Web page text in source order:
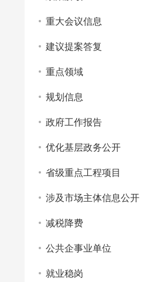
重大会议信息
建议提案答复
重点领域
规划信息
政府工作报告
优化基层政务公开
省级重点工程项目
涉及市场主体信息公开
减税降费
公共企事业单位
就业稳岗